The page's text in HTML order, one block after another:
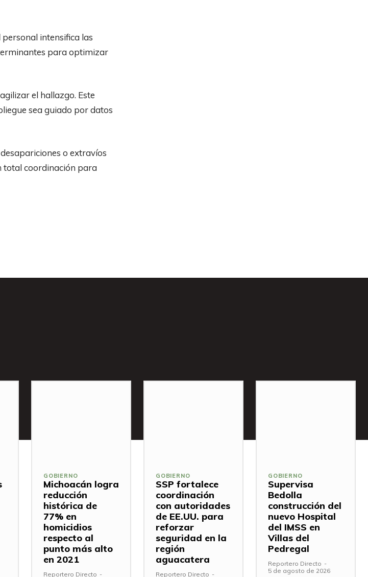
intensifica las
para optimizar
el hallazgo. Este
sea guiado por datos
o extravíos
total coordinación para
GOBIERNO
Michoacán logra
reducción
histórica de
77% en
homicidios
respecto al
punto más alto
en 2021
Reportero Directo -
GOBIERNO
SSP fortalece
coordinación
con autoridades
de EE.UU. para
reforzar
seguridad en la
región
aguacatera
Reportero Directo -
GOBIERNO
Supervisa
Bedolla
construcción del
nuevo Hospital
del IMSS en
Villas del
Pedregal
Reportero Directo -
5 de agosto de 2026